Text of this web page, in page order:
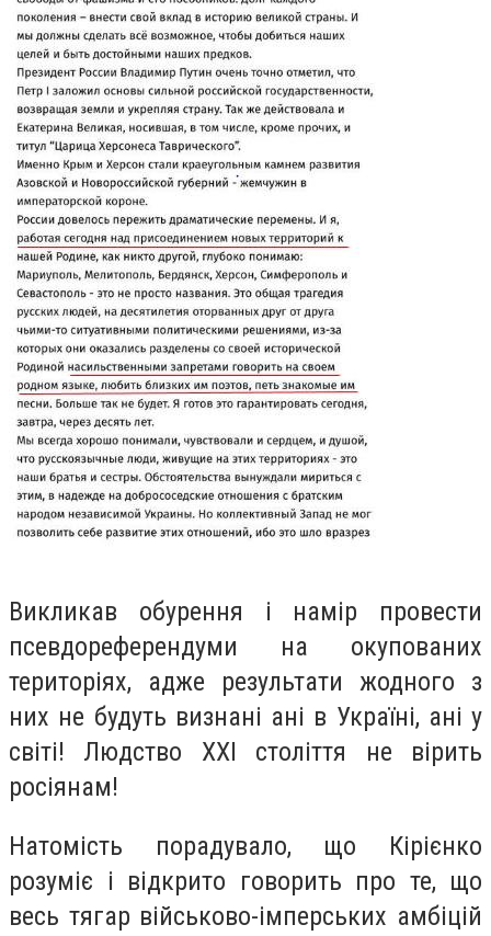
Викликав обурення і намір провести
псевдореферендуми на окупованих
територіях, адже результати жодного з
них не будуть визнані ані в Україні, ані у
світі! Людство ХХІ століття не вірить
росіянам!
Натомість порадувало, що Кірієнко
розуміє і відкрито говорить про те, що
весь тягар військово-імперських амбіцій